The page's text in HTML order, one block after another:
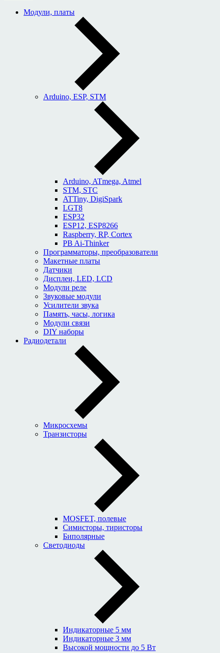
Модули, платы
Arduino, ESP, STM
Arduino, ATmega, Atmel
STM, STC
ATTiny, DigiSpark
LGT8
ESP32
ESP12, ESP8266
Raspberry, RP, Cortex
PB Ai-Thinker
Программаторы, преобразователи
Макетные платы
Датчики
Дисплеи, LED, LCD
Модули реле
Звуковые модули
Усилители звука
Память, часы, логика
Модули связи
DIY наборы
Радиодетали
Микросхемы
Транзисторы
MOSFET, полевые
Симисторы, тиристоры
Биполярные
Светодиоды
Индикаторные 5 мм
Индикаторные 3 мм
Высокой мощности до 5 Вт